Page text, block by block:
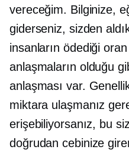
vereceğim. Bilginize,
giderseniz, sizden
insanların ödediği
anlaşmaların olduğu
anlaşması var.
miktara ulaşmanız
erişebiliyorsanız, bu
doğrudan cebinize